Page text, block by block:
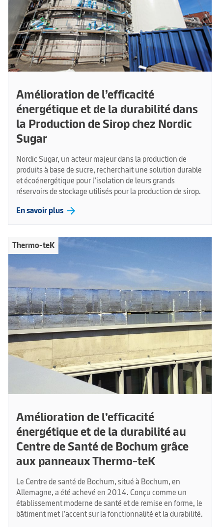
Amélioration de l’efficacité
énergétique et de la durabilité dans
la Production de Sirop chez Nordic
Sugar
Nordic Sugar, un acteur majeur dans la production de
produits à base de sucre, recherchait une solution durable
et écoénergétique pour l’isolation de leurs grands
réservoirs de stockage utilisés pour la production de sirop.
En savoir plus arrow_forward
Thermo-teK
Amélioration de l’efficacité
énergétique et de la durabilité au
Centre de Santé de Bochum grâce
aux panneaux Thermo-teK
Le Centre de santé de Bochum, situé à Bochum, en
Allemagne, a été achevé en 2014. Conçu comme un
établissement moderne de santé et de remise en forme, le
bâtiment met l’accent sur la fonctionnalité et la durabilité.